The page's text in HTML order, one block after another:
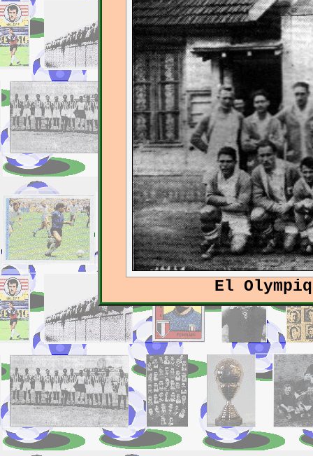
El